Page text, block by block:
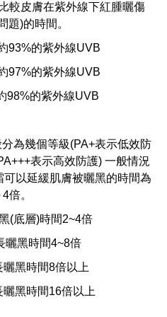
較皮膚在紫外線下紅腫曬傷
題)的時間。
93%的紫外線UVB
97%的紫外線UVB
98%的紫外線UVB
為幾個等級(PA+表示低效防
表示高效防護) 一般情況
可以延緩肌膚被曬黑的時間為
倍。
(底層)時間2~4倍
曬黑時間4~8倍
黑時間8倍以上
黑時間16倍以上